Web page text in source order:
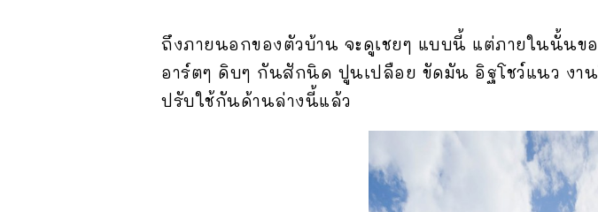
ถึงภายนอกของตัวบ้าน จะดูเชยๆ แบบนี้ แต่ภายในนั้นข
อาร์ตๆ ดิบๆ กันสักนิด ปูนเปลือย ขัดมัน อิฐโชว์แนว งา
ปรับใช้กันด้านล่างนี้แล้ว